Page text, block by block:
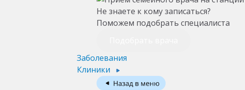
Не знаете к кому записаться?
Поможем подобрать специалиста
Заболевания
Клиники